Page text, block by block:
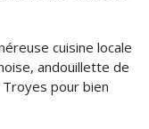
cuisine locale
andouillette de
pour bien